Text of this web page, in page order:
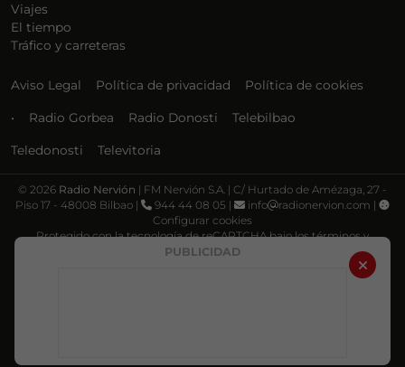
PUBLICIDAD
Viajes
El tiempo
Tráfico y carreteras
Aviso Legal Política de privacidad Política de cookies
• Radio Gorbea Radio Donosti Telebilbao
Teledonosti Televitoria
© 2026 Radio Nervión | FM Nervión S.A. | C/ Hurtado de Amézaga, 27 -
Piso 17 - 48008 Bilbao |
944 44 08 05 | info
radionervion.com |
Configurar cookies
Protegido con la tecnología de reCAPTCHA bajo los términos y
Política de privacidad Términos de servicio